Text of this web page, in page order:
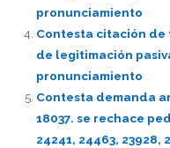
pronunciamiento
Contesta citación
de legitimación
pronunciamiento
Contesta demanda
18037. se rechace
24241, 24463, 23928,